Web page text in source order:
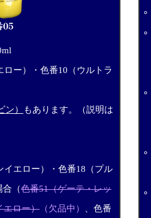
ー）・色番10（ウルトラ
） もあります。（説明は
イエロー）・色番18（プル
合（色番51（ゲーテ・レッ
エロー） （欠品中） 、色番